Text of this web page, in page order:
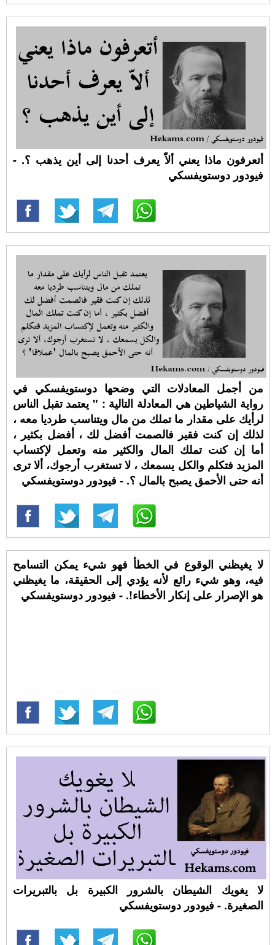
أتعرفون ماذا يعني ألاّ يعرف أحدنا إلى أين يذهب ؟. -
فيودور دوستويفسكي
من أجمل المعادلات التي وضحها دوستويفسكي في
رواية الشياطين هي المعادلة التالية : " يعتمد تقبل الناس
لرأيك على مقدار ما تملك من مال ويتناسب طرديا معه ،
لذلك إن كنت فقير فالصمت أفضل لك ، أفضل بكثير ،
أما إن كنت تملك المال والكثير منه وتعمل لإكتساب
المزيد فتكلم والكل يسمعك ، لا تستغرب أرجوك، ألا ترى
أنه حتى الأحمق يصبح بالمال ؟. - فيودور دوستويفسكي
لا يغيظني الوقوع في الخطأ فهو شيء يمكن التسامح
فيه، وهو شيء رائع لأنه يؤدي إلى الحقيقة، ما يغيظني
هو الإصرار على إنكار الأخطاء!. - فيودور دوستويفسكي
لا يغويك الشيطان بالشرور الكبيرة بل بالتبريرات
الصغيرة. - فيودور دوستويفسكي